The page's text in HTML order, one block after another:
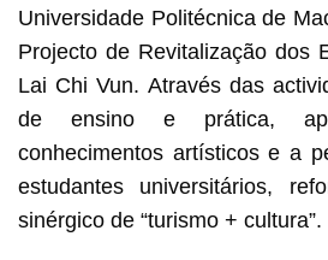
Universidade Politécnica de
Projecto de Revitalização dos
Lai Chi Vun. Através das
de ensino e prática,
conhecimentos artísticos e a
estudantes universitários,
sinérgico de “turismo + cultura”.